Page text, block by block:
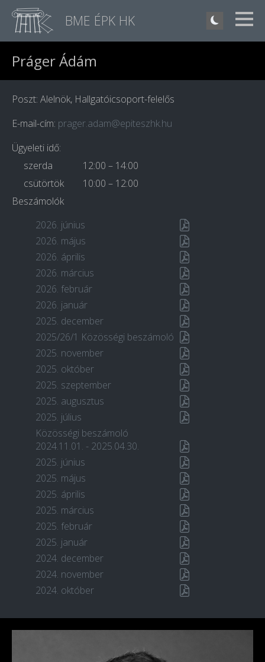
BME ÉPK HK
Práger Ádám
Poszt: Alelnök, Hallgatóicsoport-felelős
E-mail-cím: prager.adam@epiteszhk.hu
Ügyeleti idő:
szerda
12:00 – 14:00
csütörtök
10:00 – 12:00
Beszámolók
2026. június
2026. május
2026. április
2026. március
2026. február
2026. január
2025. december
2025/26/1 Közösségi beszámoló
2025. november
2025. október
2025. szeptember
2025. augusztus
2025. július
Közösségi beszámoló
2024.11.01. - 2025.04.30.
2025. június
2025. május
2025. április
2025. március
2025. február
2025. január
2024. december
2024. november
2024. október